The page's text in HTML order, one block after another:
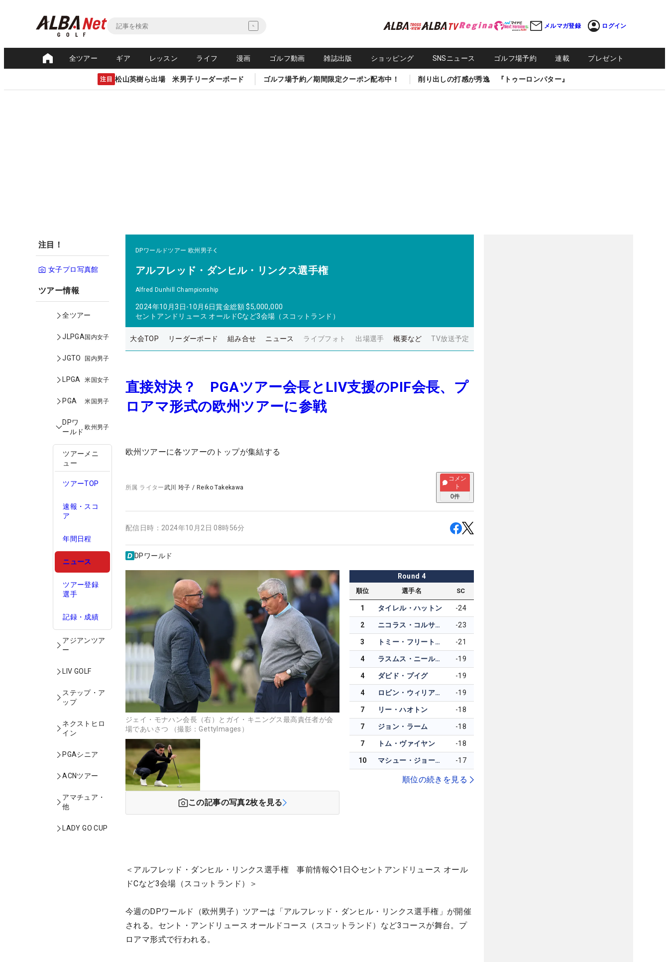
メルマガ登録 ログイン
全ツアー ギア レッスン ライフ 漫画 ゴルフ動画 雑誌出版 ショッピング SNSニュース ゴルフ場予約 連載 プレゼント
注目 松山英樹ら出場 米男子リーダーボード ゴルフ場予約／期間限定クーポン配布中！ 削り出しの打感が秀逸 『トゥーロンパター』
注目！
女子プロ写真館
ツアー情報
全ツアー
JLPGA国内女子
JGTO 国内男子
LPGA 米国女子
PGA 米国男子
DPワ
ールド
欧州男子
ツアーメニ
ュー
ツアーTOP
速報・スコ
ア
年間日程
ニュース
ツアー登録
選手
記録・成績
アジアンツア
ー
LIV GOLF
ステップ・ア
ップ
ネクストヒロ
イン
PGAシニア
ACNツアー
アマチュア・
他
LADY GO CUP
DPワールドツアー 欧州男子
アルフレッド・ダンヒル・リンクス選手権
Alfred Dunhill Championship
2024年10月3日-10月6日賞金総額 $5,000,000
セントアンドリュース オールドCなど3会場（スコットランド）
大会TOP リーダーボード 組み合せ ニュース ライブフォト 出場選手 概要など TV放送予定
直接対決？ PGAツアー会長とLIV支援のPIF会長、プ
ロアマ形式の欧州ツアーに参戦
欧州ツアーに各ツアーのトップが集結する
所属 ライター武川 玲子 / Reiko Takekawa
コメン
ト
0件
配信日時： 2024年10月2日 08時56分
DPワールド
ジェイ・モナハン会長（右）とガイ・キニングス最高責任者が会
場であいさつ （撮影：GettyImages）
この記事の写真2枚を見る
Round 4
順位 選手名 SC
1 タイレル・ハットン -24
2 ニコラス・コルサーツ -23
3 トミー・フリートウッド -21
4 ラスムス・ニールガード-ピーターセン -19
4 ダビド・プイグ -19
4 ロビン・ウィリアムズ -19
7 リー・ハオトン -18
7 ジョン・ラーム -18
7 トム・ヴァイヤン -18
10 マシュー・ジョーダン -17
順位の続きを見る
＜アルフレッド・ダンヒル・リンクス選手権 事前情報◇1日◇セントアンドリュース オール
ドCなど3会場（スコットランド）
＞
今週のDPワールド（欧州男子）ツアーは「アルフレッド・ダンヒル・リンクス選手権」が開催
される。セント・アンドリュース オールドコース（スコットランド）など3コースが舞台。プ
ロアマ形式で行われる。